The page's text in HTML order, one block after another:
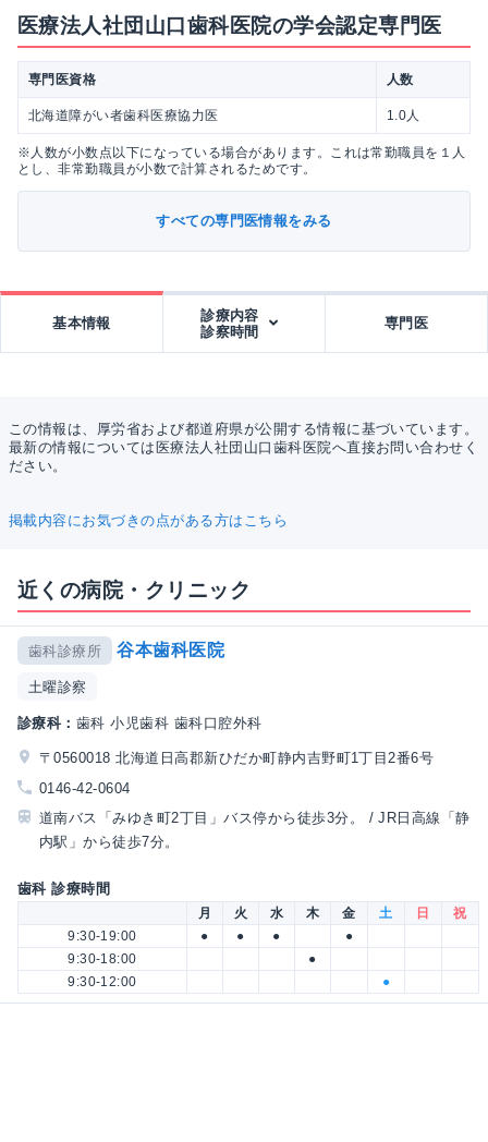
医療法人社団山口歯科医院の学会認定専門医
専門医資格 人数
北海道障がい者歯科医療協力医 1.0人
※人数が小数点以下になっている場合があります。これは常勤職員を１人
とし、非常勤職員が小数で計算されるためです。
すべての専門医情報をみる
基本情報
診療内容
診察時間
専門医
この情報は、厚労省および都道府県が公開する情報に基づいています。
最新の情報については医療法人社団山口歯科医院へ直接お問い合わせく
ださい。
掲載内容にお気づきの点がある方はこちら
近くの病院・クリニック
歯科診療所 谷本歯科医院
土曜診察
診療科： 歯科 小児歯科 歯科口腔外科
〒0560018 北海道日高郡新ひだか町静内吉野町1丁目2番6号
0146-42-0604
道南バス「みゆき町2丁目」バス停から徒歩3分。 / JR日高線「静
内駅」から徒歩7分。
歯科 診療時間
月 火 水 木 金 土 日
祝
9:30-19:00
● ● ●
●
9:30-18:00
●
9:30-12:00
●